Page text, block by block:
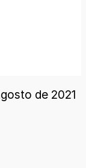
de 2021